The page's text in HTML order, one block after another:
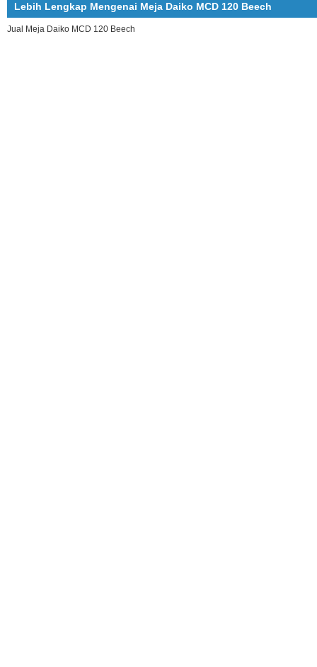
Lebih Lengkap Mengenai Meja Daiko MCD 120 Beech
Jual Meja Daiko MCD 120 Beech